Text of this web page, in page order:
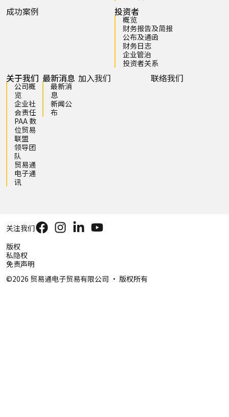
成功案例 投资者
概览
财务报告及简报
公布及通函
财务日志
企业管治
投资者关系
关于我们
公司概
览
企业社
会责任
PAA 数
位贸易
联盟
领导团
队
贸易通
电子通
讯
最新消息
最新消
息
新闻公
布
加入我们 联络我们
©2026 贸易通电子贸易有限公司 ‧ 版权所有
版权
私隐权
免责声明
关注我们